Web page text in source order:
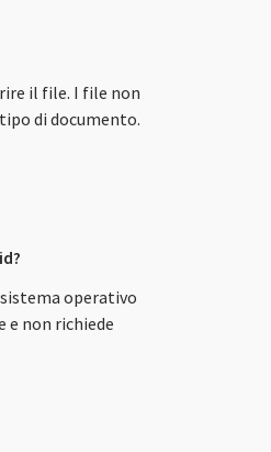
il file. I file non
di documento.
operativo
e non richiede